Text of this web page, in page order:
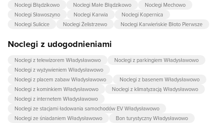
Noclegi Błądzikowo
Noclegi Małe Błądzikowo
Noclegi Mechowo
Noclegi Sławoszyno
Noclegi Karwia
Noclegi Kopernica
Noclegi Sulicice
Noclegi Żelistrzewo Noclegi Karwieńskie Błoto Pierwsze
Noclegi z udogodnieniami
Noclegi z telewizorem Władysławowo
Noclegi z parkingiem Władysławowo
Noclegi z wyżywieniem Władysławowo
Noclegi z placem zabaw Władysławowo
Noclegi z basenem Władysławowo
Noclegi z kominkiem Władysławowo
Noclegi z klimatyzacją Władysławowo
Noclegi z internetem Władysławowo
Noclegi ze stacjami ładowania samochodów EV Władysławowo
Noclegi ze śniadaniem Władysławowo
Bon turystyczny Władysławowo